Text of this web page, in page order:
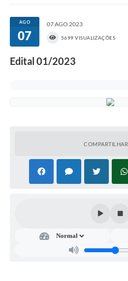
Portal da Transparência
Secretarias
Mais
AGO
07
07 AGO 2023
5699 VISUALIZAÇÕES
Edital 01/2023
COMPARTILHAR